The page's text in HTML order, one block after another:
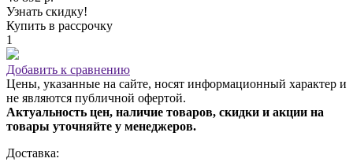
Узнать скидку!
Купить в рассрочку
1
Добавить к сравнению
Цены, указанные на сайте, носят информационный характер и
не являются публичной офертой.
Актуальность цен, наличие товаров, скидки и акции на
товары уточняйте у менеджеров.
Доставка: